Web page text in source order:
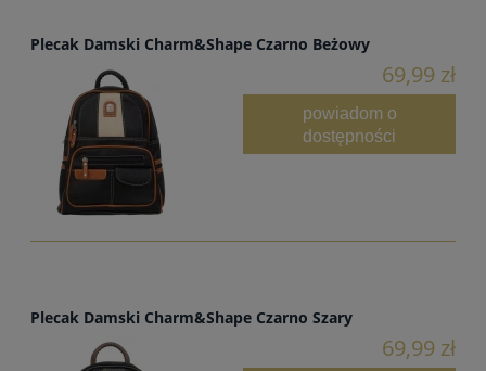
Plecak Damski Charm&Shape Czarno Beżowy
69,99 zł
powiadom o
dostępności
Plecak Damski Charm&Shape Czarno Szary
69,99 zł